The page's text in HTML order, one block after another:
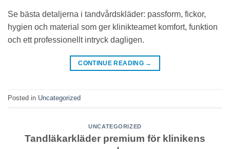
Se bästa detaljerna i tandvårdskläder: passform, fickor,
hygien och material som ger klinikteamet komfort, funktion
och ett professionellt intryck dagligen.
CONTINUE READING →
Posted in Uncategorized
UNCATEGORIZED
Tandläkarkläder premium för klinikens